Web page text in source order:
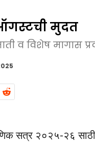
मुदत
व विशेष मागास
सत्र २०२५-२६